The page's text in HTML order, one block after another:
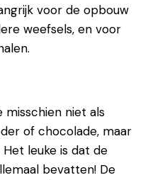
voor de opbouw
weefsels, en voor
misschien niet als
of chocolade, maar
leuke is dat de
bevatten! De